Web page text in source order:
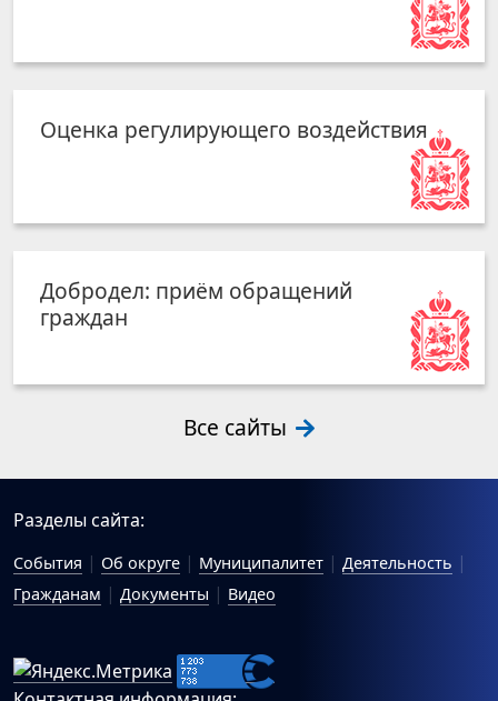
Оценка регулирующего воздействия
Добродел: приём обращений
граждан
Все сайты
Разделы сайта:
События Об округе Муниципалитет
Деятельность
Гражданам
Документы Видео